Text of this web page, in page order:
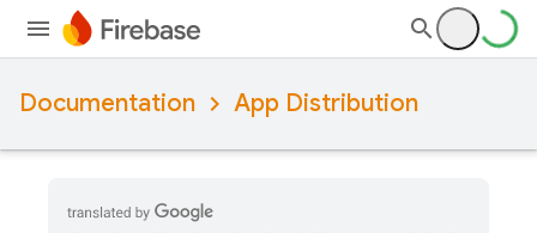
Documentation App Distribution